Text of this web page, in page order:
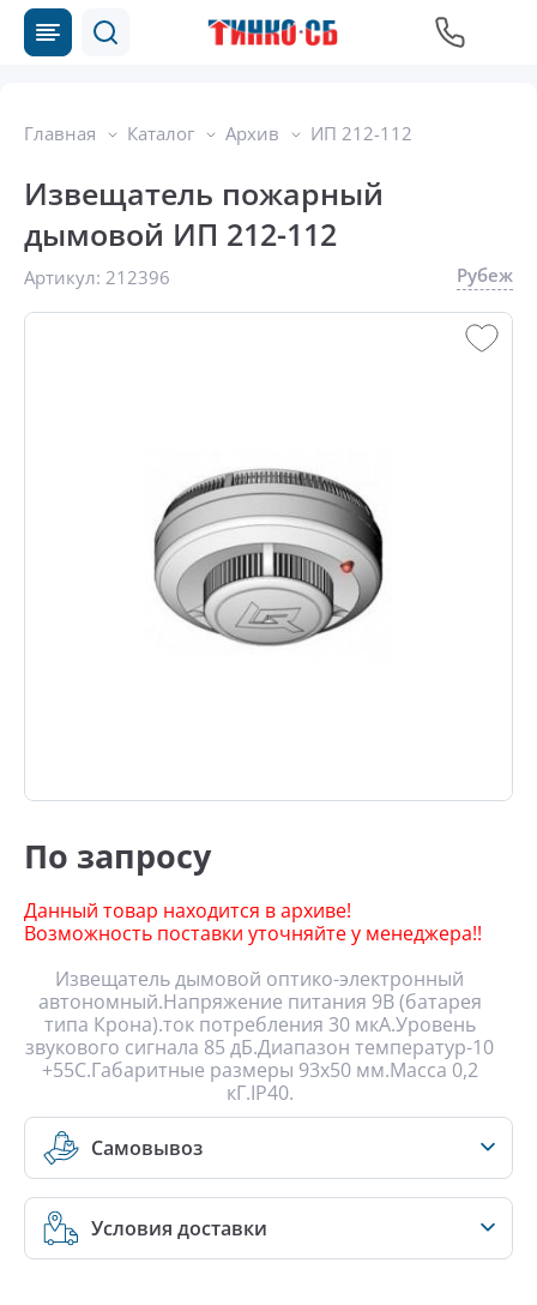
Главная Каталог Архив ИП 212-112
Извещатель пожарный
дымовой ИП 212-112
Артикул: 212396 Рубеж
По запросу
Данный товар находится в архиве!
Возможность поставки уточняйте у менеджера!!
Извещатель дымовой оптико-электронный
автономный.Напряжение питания 9В (батарея
типа Крона).ток потребления 30 мкА.Уровень
звукового сигнала 85 дБ.Диапазон температур-10
+55С.Габаритные размеры 93х50 мм.Масса 0,2
кГ.IP40.
Самовывоз
Условия доставки